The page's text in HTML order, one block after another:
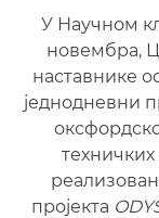
У Научном
новембра,
наставнике
једнодневни
пројекта